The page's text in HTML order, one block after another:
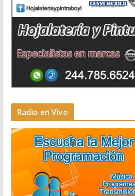
Radio en Vivo